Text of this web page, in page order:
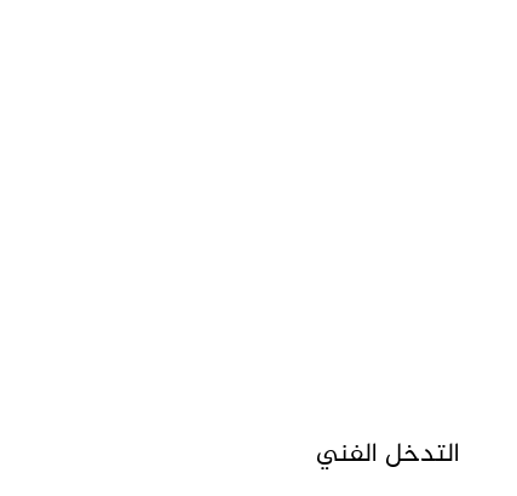
التدخل الفني